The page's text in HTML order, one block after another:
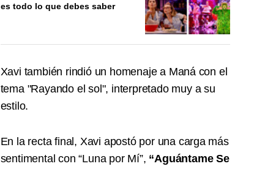
es todo lo que debes saber
Xavi también rindió un homenaje a Maná con el
tema "Rayando el sol", interpretado muy a su
estilo.
En la recta final, Xavi apostó por una carga más
sentimental con “Luna por Mí”, “Aguántame Se